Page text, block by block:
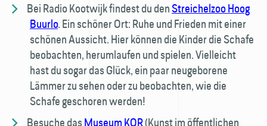
Bei Radio Kootwijk findest du denStreichelzoo Hoog
Buurlo. Ein schöner Ort: Ruhe und Frieden mit einer
schönen Aussicht. Hier können die Kinder die Schafe
beobachten, herumlaufen und spielen. Vielleicht
hast du sogar das Glück, ein paar neugeborene
Lämmer zu sehen oder zu beobachten, wie die
Schafe geschoren werden!
Besuche dasMuseum KOR(Kunst im öffentlichen